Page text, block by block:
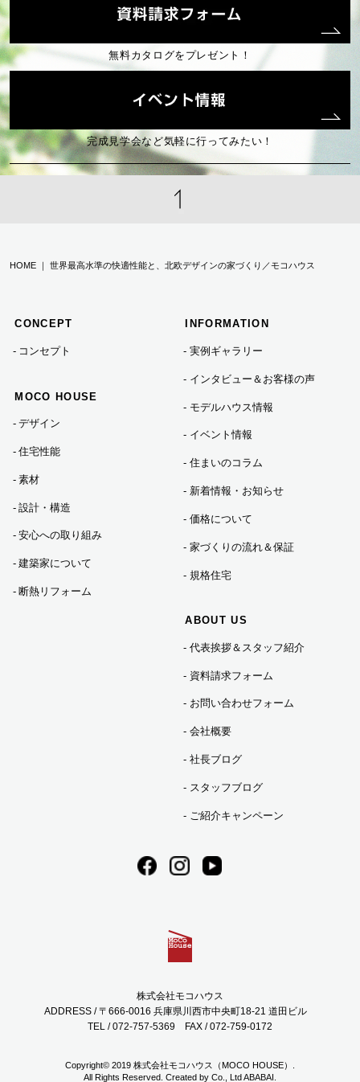
2024年12月 (2)
2024年05月 (1)
2024年04月 (1)
2023年11月 (3)
2023年03月 (3)
2023年02月 (5)
無料カタログをプレゼント！
完成見学会など気軽に行ってみたい！
HOME ｜ 世界最高水準の快適性能と、北欧デザインの家づくり／モコハウス
CONCEPT
コンセプト
MOCO HOUSE
デザイン
住宅性能
素材
設計・構造
安心への取り組み
建築家について
断熱リフォーム
INFORMATION
実例ギャラリー
インタビュー＆お客様の声
モデルハウス情報
イベント情報
住まいのコラム
新着情報・お知らせ
価格について
家づくりの流れ＆保証
規格住宅
ABOUT US
代表挨拶＆スタッフ紹介
資料請求フォーム
お問い合わせフォーム
会社概要
社長ブログ
スタッフブログ
ご紹介キャンペーン
株式会社モコハウス
ADDRESS / 〒666-0016 兵庫県川西市中央町18-21 道田ビル
TEL / 072-757-5369 FAX / 072-759-0172
Copyright© 2019 株式会社モコハウス（MOCO HOUSE）.
All Rights Reserved. Created by Co., Ltd ABABAI.